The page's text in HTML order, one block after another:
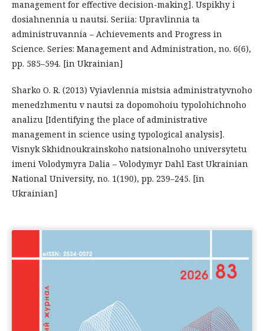
management for effective decision-making]. Uspikhy i
dosiahnennia u nautsi. Seriia: Upravlinnia ta
administruvannia – Achievements and Progress in
Science. Series: Management and Administration, no. 6(6),
pp. 585–594. [in Ukrainian]
Sharko O. R. (2013) Vyiavlennia mistsia administratyvnoho
menedzhmentu v nautsi za dopomohoiu typolohichnoho
analizu [Identifying the place of administrative
management in science using typological analysis].
Visnyk Skhidnoukrainskoho natsionalnoho universytetu
imeni Volodymyra Dalia – Volodymyr Dahl East Ukrainian
National University, no. 1(190), pp. 239–245. [in
Ukrainian]